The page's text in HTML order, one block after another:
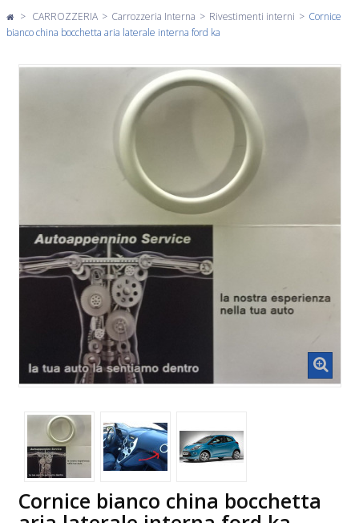
> CARROZZERIA > Carrozzeria Interna > Rivestimenti interni > Cornice
bianco china bocchetta aria laterale interna ford ka
Cornice bianco china bocchetta